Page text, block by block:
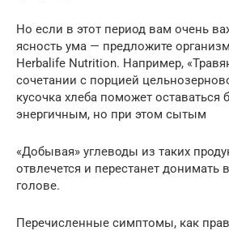
Но если в этот период вам очень
ясность ума — предложите
Herbalife Nutrition. Например,
сочетании с порцией
кусочка хлеба поможет оставаться
энергичным, но при этом сытым
«Добывая» углеводы из таких
отвлечется и перестанет донимать
голове.
Перечисленные симптомы, как